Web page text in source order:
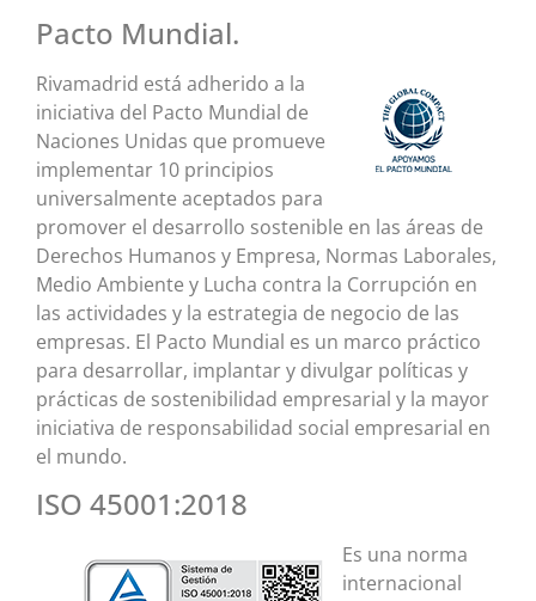
Pacto Mundial.
Rivamadrid está adherido a la
iniciativa del Pacto Mundial de
Naciones Unidas que promueve
implementar 10 principios
universalmente aceptados para
promover el desarrollo sostenible en las áreas de
Derechos Humanos y Empresa, Normas Laborales,
Medio Ambiente y Lucha contra la Corrupción en
las actividades y la estrategia de negocio de las
empresas. El Pacto Mundial es un marco práctico
para desarrollar, implantar y divulgar políticas y
prácticas de sostenibilidad empresarial y la mayor
iniciativa de responsabilidad social empresarial en
el mundo.
ISO 45001:2018
Es una norma
internacional